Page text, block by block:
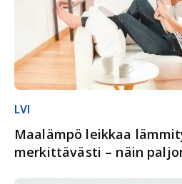
LVI
Maalämpö leikkaa
merkittävästi – näin